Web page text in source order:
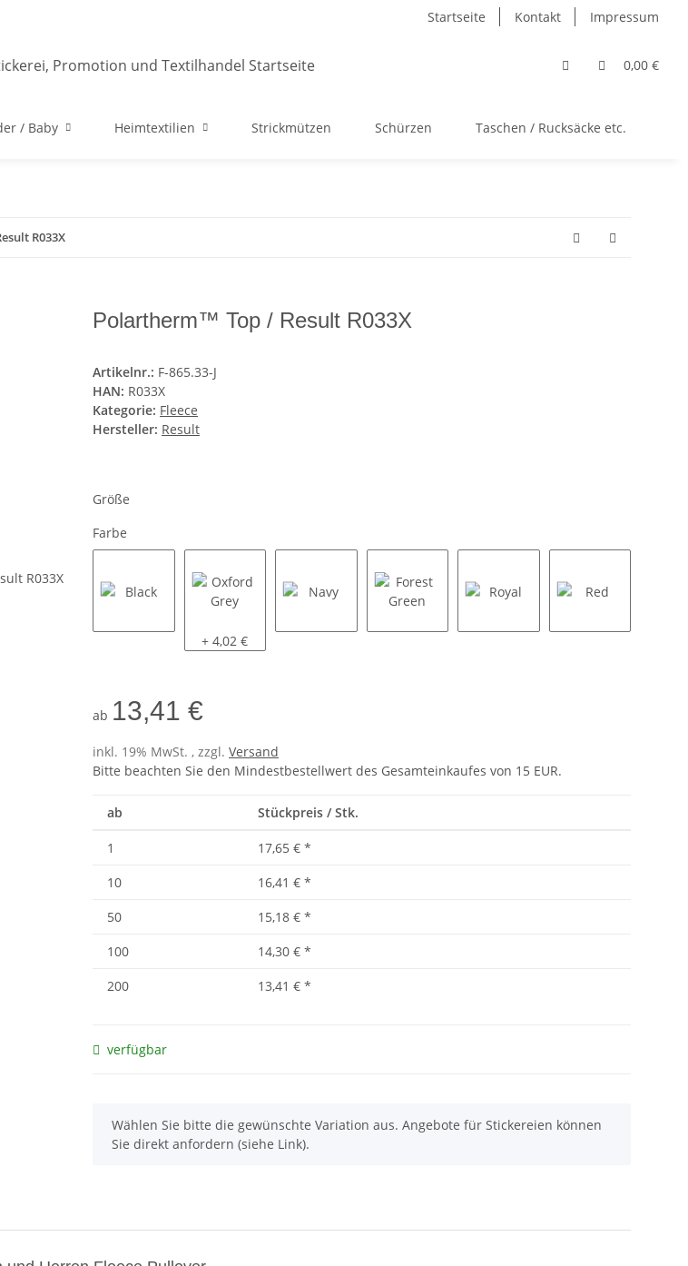
Startseite Kontakt Impressum
0,00 €
/ Baby Heimtextilien Strickmützen Schürzen Taschen / Rucksäcke etc.
R033X
Polartherm™ Top / Result R033X
Artikelnr.: F-865.33-J
HAN: R033X
Kategorie: Fleece
Hersteller: Result
Größe
Farbe
Oxford Grey
+ 4,02 €
ab 13,41 €
inkl. 19% MwSt. , zzgl. Versand
Bitte beachten Sie den Mindestbestellwert des Gesamteinkaufes von 15 EUR.
ab Stückpreis / Stk.
1 17,65 € *
10
16,41 € *
50
15,18 € *
100
14,30 € *
200
13,41 € *
verfügbar
x
Wählen Sie bitte die gewünschte Variation aus. Angebote für Stickereien können
Sie direkt anfordern (siehe Link).